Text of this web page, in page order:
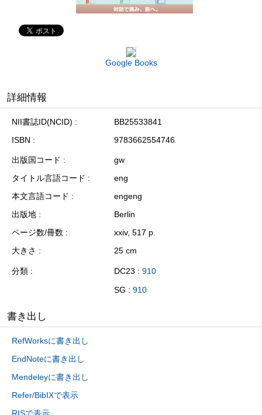
Google Books
詳細情報
NII書誌ID(NCID)
BB25533841
ISBN
9783662554746
出版国コード
gw
タイトル言語コード
eng
本文言語コード
engeng
出版地
Berlin
ページ数/冊数
xxiv, 517 p.
大きさ
25 cm
分類 DC23 : 910
SG : 910
書き出し
RefWorksに書き出し
EndNoteに書き出し
Mendeleyに書き出し
Refer/BibIXで表示